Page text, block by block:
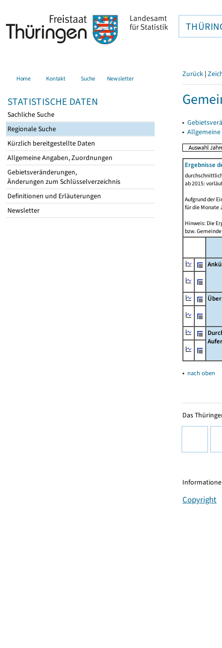
Home Kontakt Suche Newsletter
STATISTISCHE DATEN
Sachliche Suche
Regionale Suche
Kürzlich bereitgestellte Daten
Allgemeine Angaben, Zuordnungen
Gebietsveränderungen,
Änderungen zum Schlüsselverzeichnis
Definitionen und Erläuterungen
Newsletter
Zurück |
▸
▸
Ergebnisse
ab 2015:
Aufgrund der
für die Monate
Hinweis: Die
bzw.
▴ nach oben
Das
Copyright